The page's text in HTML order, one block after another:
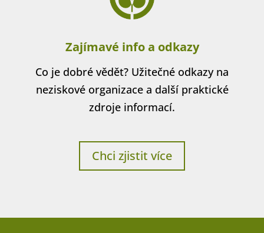
Zajímavé info a odkazy
Co je dobré vědět? Užitečné odkazy na
neziskové organizace a další praktické
zdroje informací.
Chci zjistit více